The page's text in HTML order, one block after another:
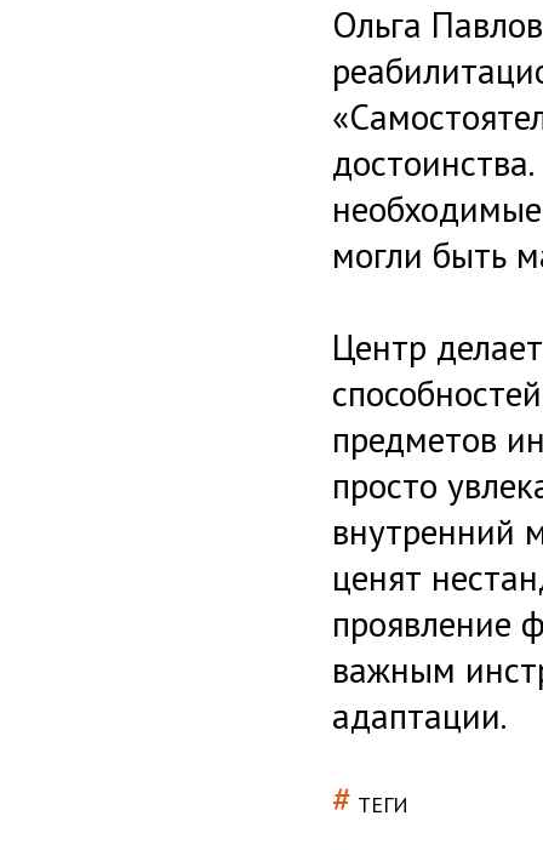
Ольга
могли быть
Центр
предметов
просто
внутренний
ценят
проявление
важным
адаптации.
# ТЕГИ